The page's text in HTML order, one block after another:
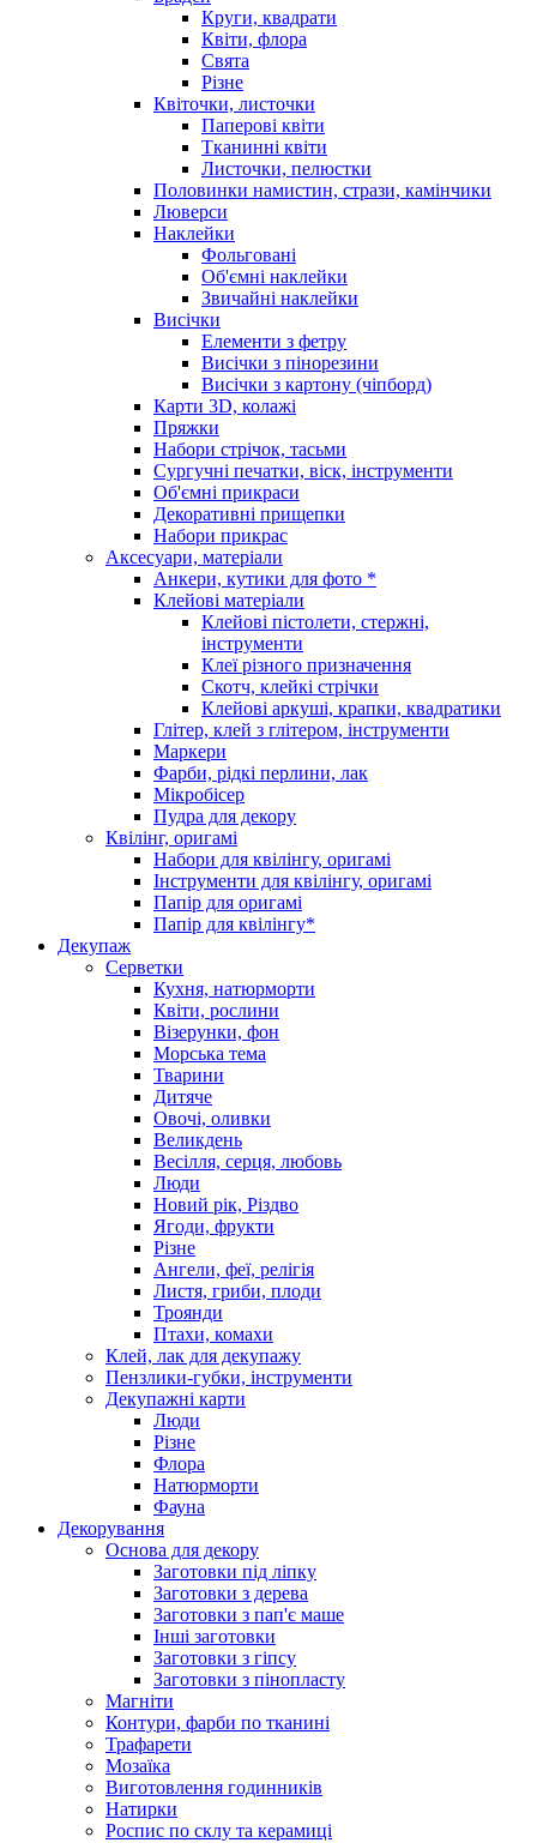
Круги, квадрати
Квіти, флора
Свята
Різне
Квіточки, листочки
Паперові квіти
Тканинні квіти
Листочки, пелюстки
Половинки намистин, стрази, камінчики
Люверси
Наклейки
Фольговані
Об'ємні наклейки
Звичайні наклейки
Висічки
Елементи з фетру
Висічки з пінорезини
Висічки з картону (чіпборд)
Карти 3D, колажі
Пряжки
Набори стрічок, тасьми
Сургучні печатки, віск, інструменти
Об'ємні прикраси
Декоративні прищепки
Набори прикрас
Аксесуари, матеріали
Анкери, кутики для фото *
Клейові матеріали
Клейові пістолети, стержні,
інструменти
Клеї різного призначення
Скотч, клейкі стрічки
Клейові аркуші, крапки, квадратики
Глітер, клей з глітером, інструменти
Маркери
Фарби, рідкі перлини, лак
Мікробісер
Пудра для декору
Квілінг, оригамі
Набори для квілінгу, оригамі
Інструменти для квілінгу, оригамі
Папір для оригамі
Папір для квілінгу*
Декупаж
Серветки
Кухня, натюрморти
Квіти, рослини
Візерунки, фон
Морська тема
Тварини
Дитяче
Овочі, оливки
Великдень
Весілля, серця, любовь
Люди
Новий рік, Різдво
Ягоди, фрукти
Різне
Ангели, феї, релігія
Листя, гриби, плоди
Троянди
Птахи, комахи
Клей, лак для декупажу
Пензлики-губки, інструменти
Декупажні карти
Люди
Різне
Флора
Натюрморти
Фауна
Декорування
Основа для декору
Заготовки під ліпку
Заготовки з дерева
Заготовки з пап'є маше
Інші заготовки
Заготовки з гіпсу
Заготовки з пінопласту
Магніти
Контури, фарби по тканині
Трафарети
Мозаїка
Виготовлення годинників
Натирки
Роспис по склу та керамиці